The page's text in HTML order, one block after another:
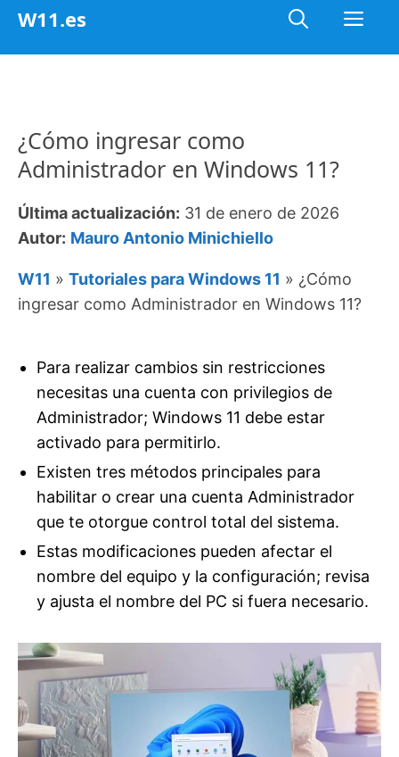
Saltar
W11.es
¿Cómo ingresar como
Administrador en Windows 11?
Última actualización: 31 de enero de 2026
Autor: Mauro Antonio Minichiello
W11 » Tutoriales para Windows 11 » ¿Cómo
ingresar como Administrador en Windows 11?
Para realizar cambios sin restricciones
necesitas una cuenta con privilegios de
Administrador; Windows 11 debe estar
activado para permitirlo.
Existen tres métodos principales para
habilitar o crear una cuenta Administrador
que te otorgue control total del sistema.
Estas modificaciones pueden afectar el
nombre del equipo y la configuración; revisa
y ajusta el nombre del PC si fuera necesario.